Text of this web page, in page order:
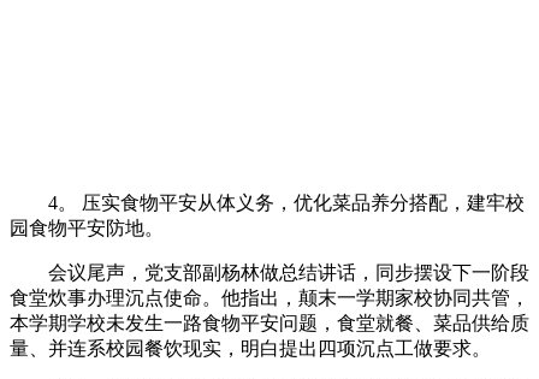
4。 压实食物平安从体义务，优化菜品养分搭配，建牢校
园食物平安防地。
会议尾声，党支部副杨林做总结讲话，同步摆设下一阶段
食堂炊事办理沉点使命。他指出，颠末一学期家校协同共管，
本学期学校未发生一路食物平安问题，食堂就餐、菜品供给质
量、并连系校园餐饮现实，明白提出四项沉点工做要求。